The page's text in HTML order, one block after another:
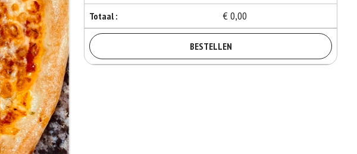
Totaal : € 0,00
BESTELLEN